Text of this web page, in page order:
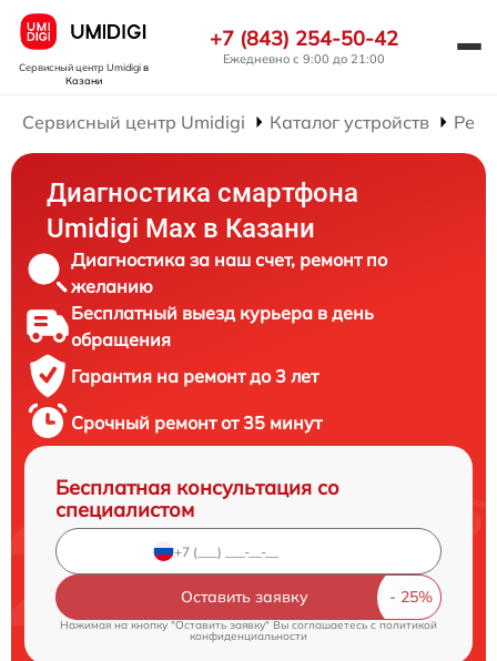
Сервисный центр Umidigiв
Казани
+7 (843) 254-50-42
Ежедневно с 9:00 до 21:00
Сервисный центр Umidigi Каталог устройств
Диагностика смартфона
Umidigi Max в Казани
Диагностика за наш счет, ремонт по
желанию
Бесплатный выезд курьера в день
обращения
Гарантия на ремонт до 3 лет
Срочный ремонт от 35 минут
Бесплатная консультация со
специалистом
Оставить заявку
Нажимая на кнопку "Оставить заявку" Вы соглашаетесь c политикой
конфиденциальности